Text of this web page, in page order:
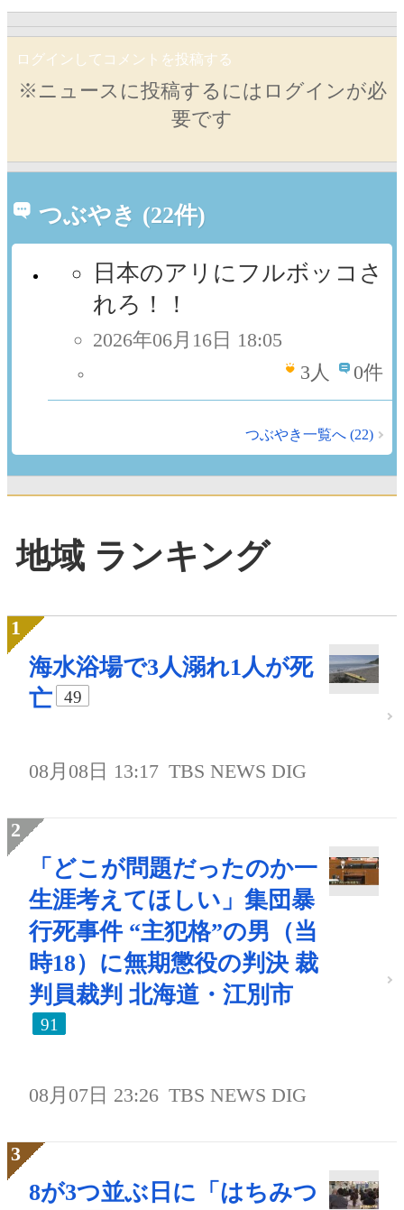
ログインしてコメントを投稿する
※ニュースに投稿するにはログインが必
要です
つぶやき (22件)
日本のアリにフルボッコさ
れろ！！
2026年06月16日 18:05
3人 0件
つぶやき一覧へ (22)
地域 ランキング
海水浴場で3人溺れ1人が死
亡
49
08月08日 13:17 TBS NEWS DIG
「どこが問題だったのか一
生涯考えてほしい」集団暴
行死事件 “主犯格”の男（当
時18）に無期懲役の判決 裁
判員裁判 北海道・江別市
91
08月07日 23:26 TBS NEWS DIG
8が3つ並ぶ日に「はちみつ